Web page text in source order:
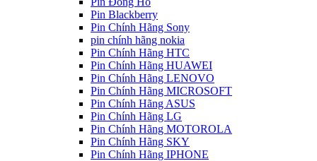
Pin Blackberry
Pin Chính Hãng Sony
pin chính hãng nokia
Pin Chính Hãng HTC
Pin Chính Hãng HUAWEI
Pin Chính Hãng LENOVO
Pin Chính Hãng MICROSOFT
Pin Chính Hãng ASUS
Pin Chính Hãng LG
Pin Chính Hãng MOTOROLA
Pin Chính Hãng SKY
Pin Chính Hãng IPHONE